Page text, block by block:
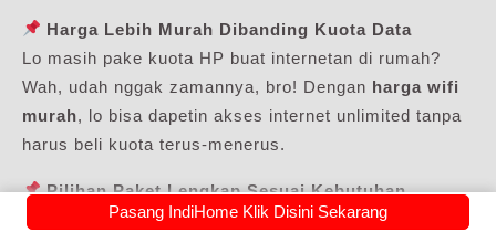
Harga Lebih Murah Dibanding Kuota Data
Lo masih pake kuota HP buat internetan di rumah?
Wah, udah nggak zamannya, bro! Dengan harga wifi
murah, lo bisa dapetin akses internet unlimited tanpa
harus beli kuota terus-menerus.
Pilihan Paket Lengkap Sesuai Kebutuhan
wifi rumah murahbuat streaming dan
Pasang IndiHome Klik Disini Sekarang